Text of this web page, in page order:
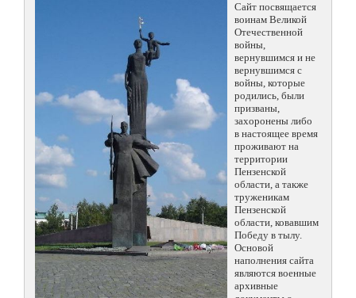
Сайт посвящается
воинам Великой
Отечественной
войны,
вернувшимся и не
вернувшимся с
войны, которые
родились, были
призваны,
захоронены либо
в настоящее время
проживают на
территории
Пензенской
области, а также
труженикам
Пензенской
области, ковавшим
Победу в тылу.
Основой
наполнения сайта
являются военные
архивные